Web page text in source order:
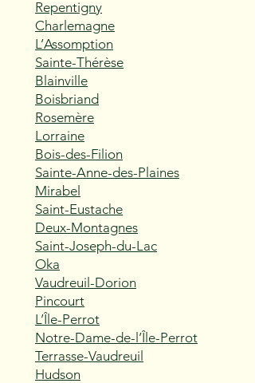
Repentigny
Charlemagne
L’Assomption
Sainte-Thérèse
Blainville
Boisbriand
Rosemère
Lorraine
Bois-des-Filion
Sainte-Anne-des-Plaines
Mirabel
Saint-Eustache
Deux-Montagnes
Saint-Joseph-du-Lac
Oka
Vaudreuil-Dorion
Pincourt
L’Île-Perrot
Notre-Dame-de-l’Île-Perrot
Terrasse-Vaudreuil
Hudson